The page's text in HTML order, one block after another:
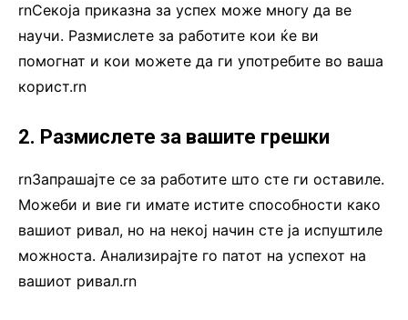
rnСекоја приказна за успех може многу да ве
научи. Размислете за работите кои ќе ви
помогнат и кои можете да ги употребите во ваша
корист.rn
2. Размислете за вашите грешки
rnЗапрашајте се за работите што сте ги оставиле.
Можеби и вие ги имате истите способности како
вашиот ривал, но на некој начин сте ја испуштиле
можноста. Анализирајте го патот на успехот на
вашиот ривал.rn